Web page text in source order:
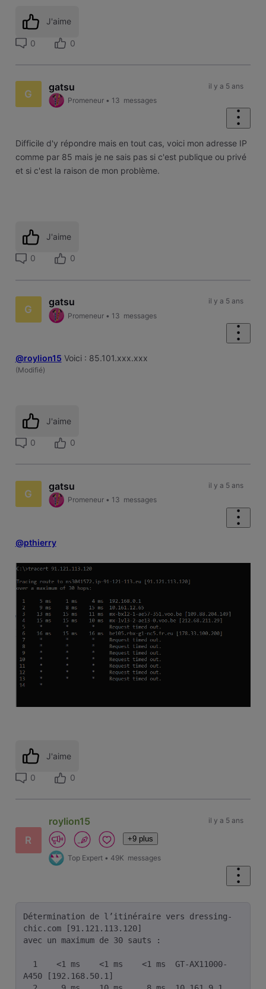
J'aime
0 0
G
gatsu
Promeneur • 13 messages
il y a 5 ans
Difficile d'y répondre mais en tout cas, voici mon adresse IP
comme par 85 mais je ne sais pas si c'est publique ou privé
et si c'est la raison de mon problème.
J'aime
0 0
G
gatsu
Promeneur • 13 messages
il y a 5 ans
@roylion15 Voici : 85.101.xxx.xxx
(Modifié)
J'aime
0 0
G
gatsu
Promeneur • 13 messages
il y a 5 ans
@pthierry
J'aime
0 0
R
roylion15
+9 plus
Top Expert • 49K messages
il y a 5 ans
Détermination de l’itinéraire vers dressing-
chic.com [91.121.113.120]
avec un maximum de 30 sauts :
A450 [192.168.50.1]